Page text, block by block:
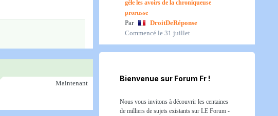
Maintenant
gèle les avoirs de la chroniqueuse
prorusse
Par
DroitDeRéponse
Commencé le 31 juillet
Bienvenue sur Forum Fr !
Nous vous invitons à découvrir les centaines
de milliers de sujets existants sur LE Forum -